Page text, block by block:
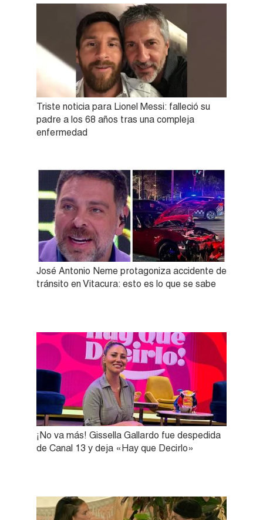
Triste noticia para Lionel Messi: falleció su
padre a los 68 años tras una compleja
enfermedad
José Antonio Neme protagoniza accidente de
tránsito en Vitacura: esto es lo que se sabe
¡No va más! Gissella Gallardo fue despedida
de Canal 13 y deja «Hay que Decirlo»